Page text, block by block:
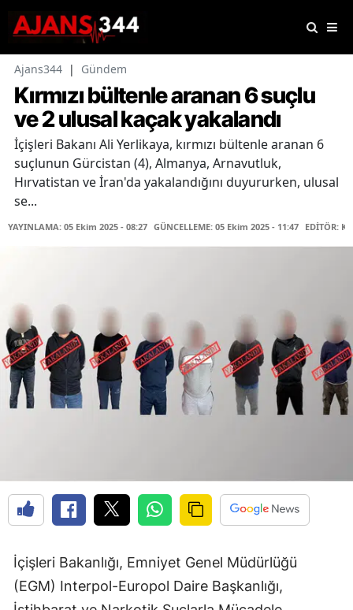
Ajans344 | Gündem
Kırmızı bültenle aranan 6 suçlu
ve 2 ulusal kaçak yakalandı
İçişleri Bakanı Ali Yerlikaya, kırmızı bültenle aranan 6
suçlunun Gürcistan (4), Almanya, Arnavutluk,
Hırvatistan ve İran'da yakalandığını duyururken, ulusal
se...
YAYINLAMA: 05 Ekim 2025 - 08:27 GÜNCELLEME: 05 Ekim 2025 - 11:47 EDİTÖR:
İçişleri Bakanlığı, Emniyet Genel Müdürlüğü
(EGM) Interpol-Europol Daire Başkanlığı,